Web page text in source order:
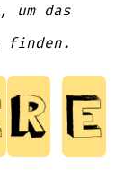
um das
finden.